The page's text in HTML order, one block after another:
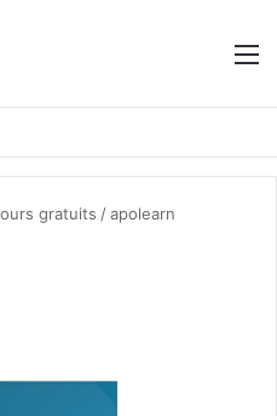
gratuits /apolearn